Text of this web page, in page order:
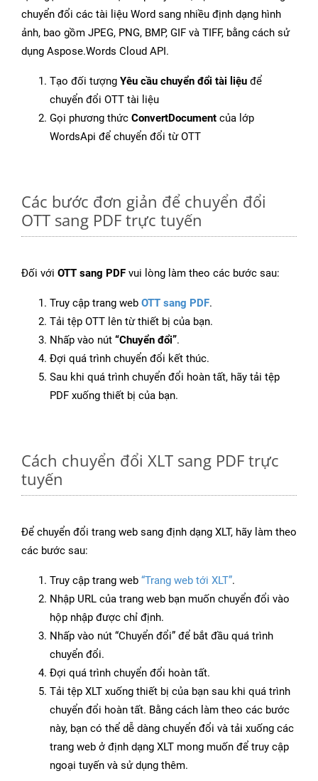
chuyển đổi các tài liệu Word sang nhiều định dạng hình
ảnh, bao gồm JPEG, PNG, BMP, GIF và TIFF, bằng cách sử
dụng Aspose.Words Cloud API.
Tạo đối tượng Yêu cầu chuyển đổi tài liệu để
chuyển đổi OTT tài liệu
Gọi phương thức ConvertDocument của lớp
WordsApi để chuyển đổi từ OTT
Các bước đơn giản để chuyển đổi
OTT sang PDF trực tuyến
Đối với OTT sang PDF vui lòng làm theo các bước sau:
Truy cập trang web OTT sang PDF.
Tải tệp OTT lên từ thiết bị của bạn.
Nhấp vào nút “Chuyển đổi”.
Đợi quá trình chuyển đổi kết thúc.
Sau khi quá trình chuyển đổi hoàn tất, hãy tải tệp
PDF xuống thiết bị của bạn.
Cách chuyển đổi XLT sang PDF trực
tuyến
Để chuyển đổi trang web sang định dạng XLT, hãy làm theo
các bước sau:
Truy cập trang web “Trang web tới XLT”.
Nhập URL của trang web bạn muốn chuyển đổi vào
hộp nhập được chỉ định.
Nhấp vào nút “Chuyển đổi” để bắt đầu quá trình
chuyển đổi.
Đợi quá trình chuyển đổi hoàn tất.
Tải tệp XLT xuống thiết bị của bạn sau khi quá trình
chuyển đổi hoàn tất. Bằng cách làm theo các bước
này, bạn có thể dễ dàng chuyển đổi và tải xuống các
trang web ở định dạng XLT mong muốn để truy cập
ngoại tuyến và sử dụng thêm.